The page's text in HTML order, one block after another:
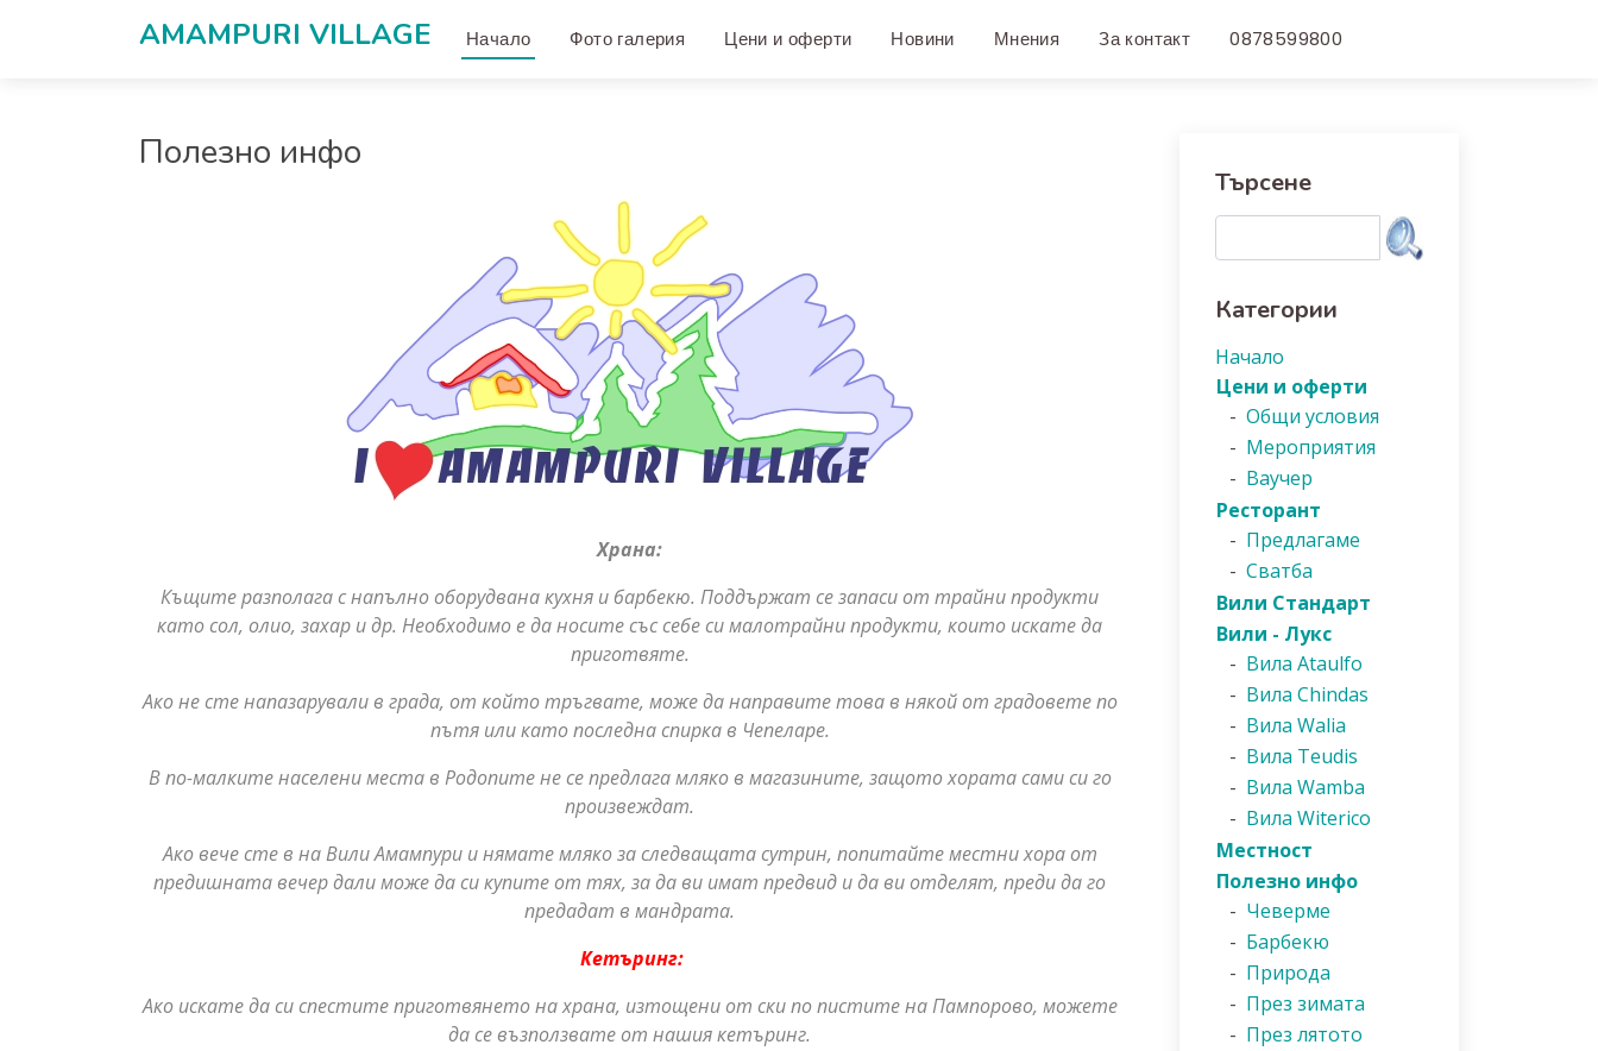
AMAMPURI VILLAGЕ Начало Фото галерия Цени и оферти Новини Мнения За контакт 0878599800
Полезно инфо
Храна:
Къщите разполага с напълно оборудвана кухня и барбекю. Поддържат се запаси от трайни продукти
като сол, олио, захар и др. Необходимо е да носите със себе си малотрайни продукти, които искате да
приготвяте.
Ако не сте напазарували в града, от който тръгвате, може да направите това в някой от градовете по
пътя или като последна спирка в Чепеларе.
В по-малките населени места в Родопите не се предлага мляко в магазините, защото хората сами си го
произвеждат.
Ако вече сте в на Вили Амампури и нямате мляко за следващата сутрин, попитайте местни хора от
предишната вечер дали може да си купите от тях, за да ви имат предвид и да ви отделят, преди да го
предадат в мандрата.
Кетъринг:
Ако искате да си спестите приготвянето на храна, изтощени от ски по пистите на Пампорово, можете
да се възползвате от нашия кетъринг.
Търсене
Категории
Начало
Цени и оферти
- Общи условия
- Мероприятия
- Ваучер
Ресторант
- Предлагаме
- Сватба
Вили Стандарт
Вили - Лукс
- Вила Ataulfo
- Вила Chindas
- Вила Walia
- Вила Teudis
- Вила Wamba
- Вила Witerico
Местност
Полезно инфо
- Чеверме
- Барбекю
- Природа
- През зимата
- През лятото